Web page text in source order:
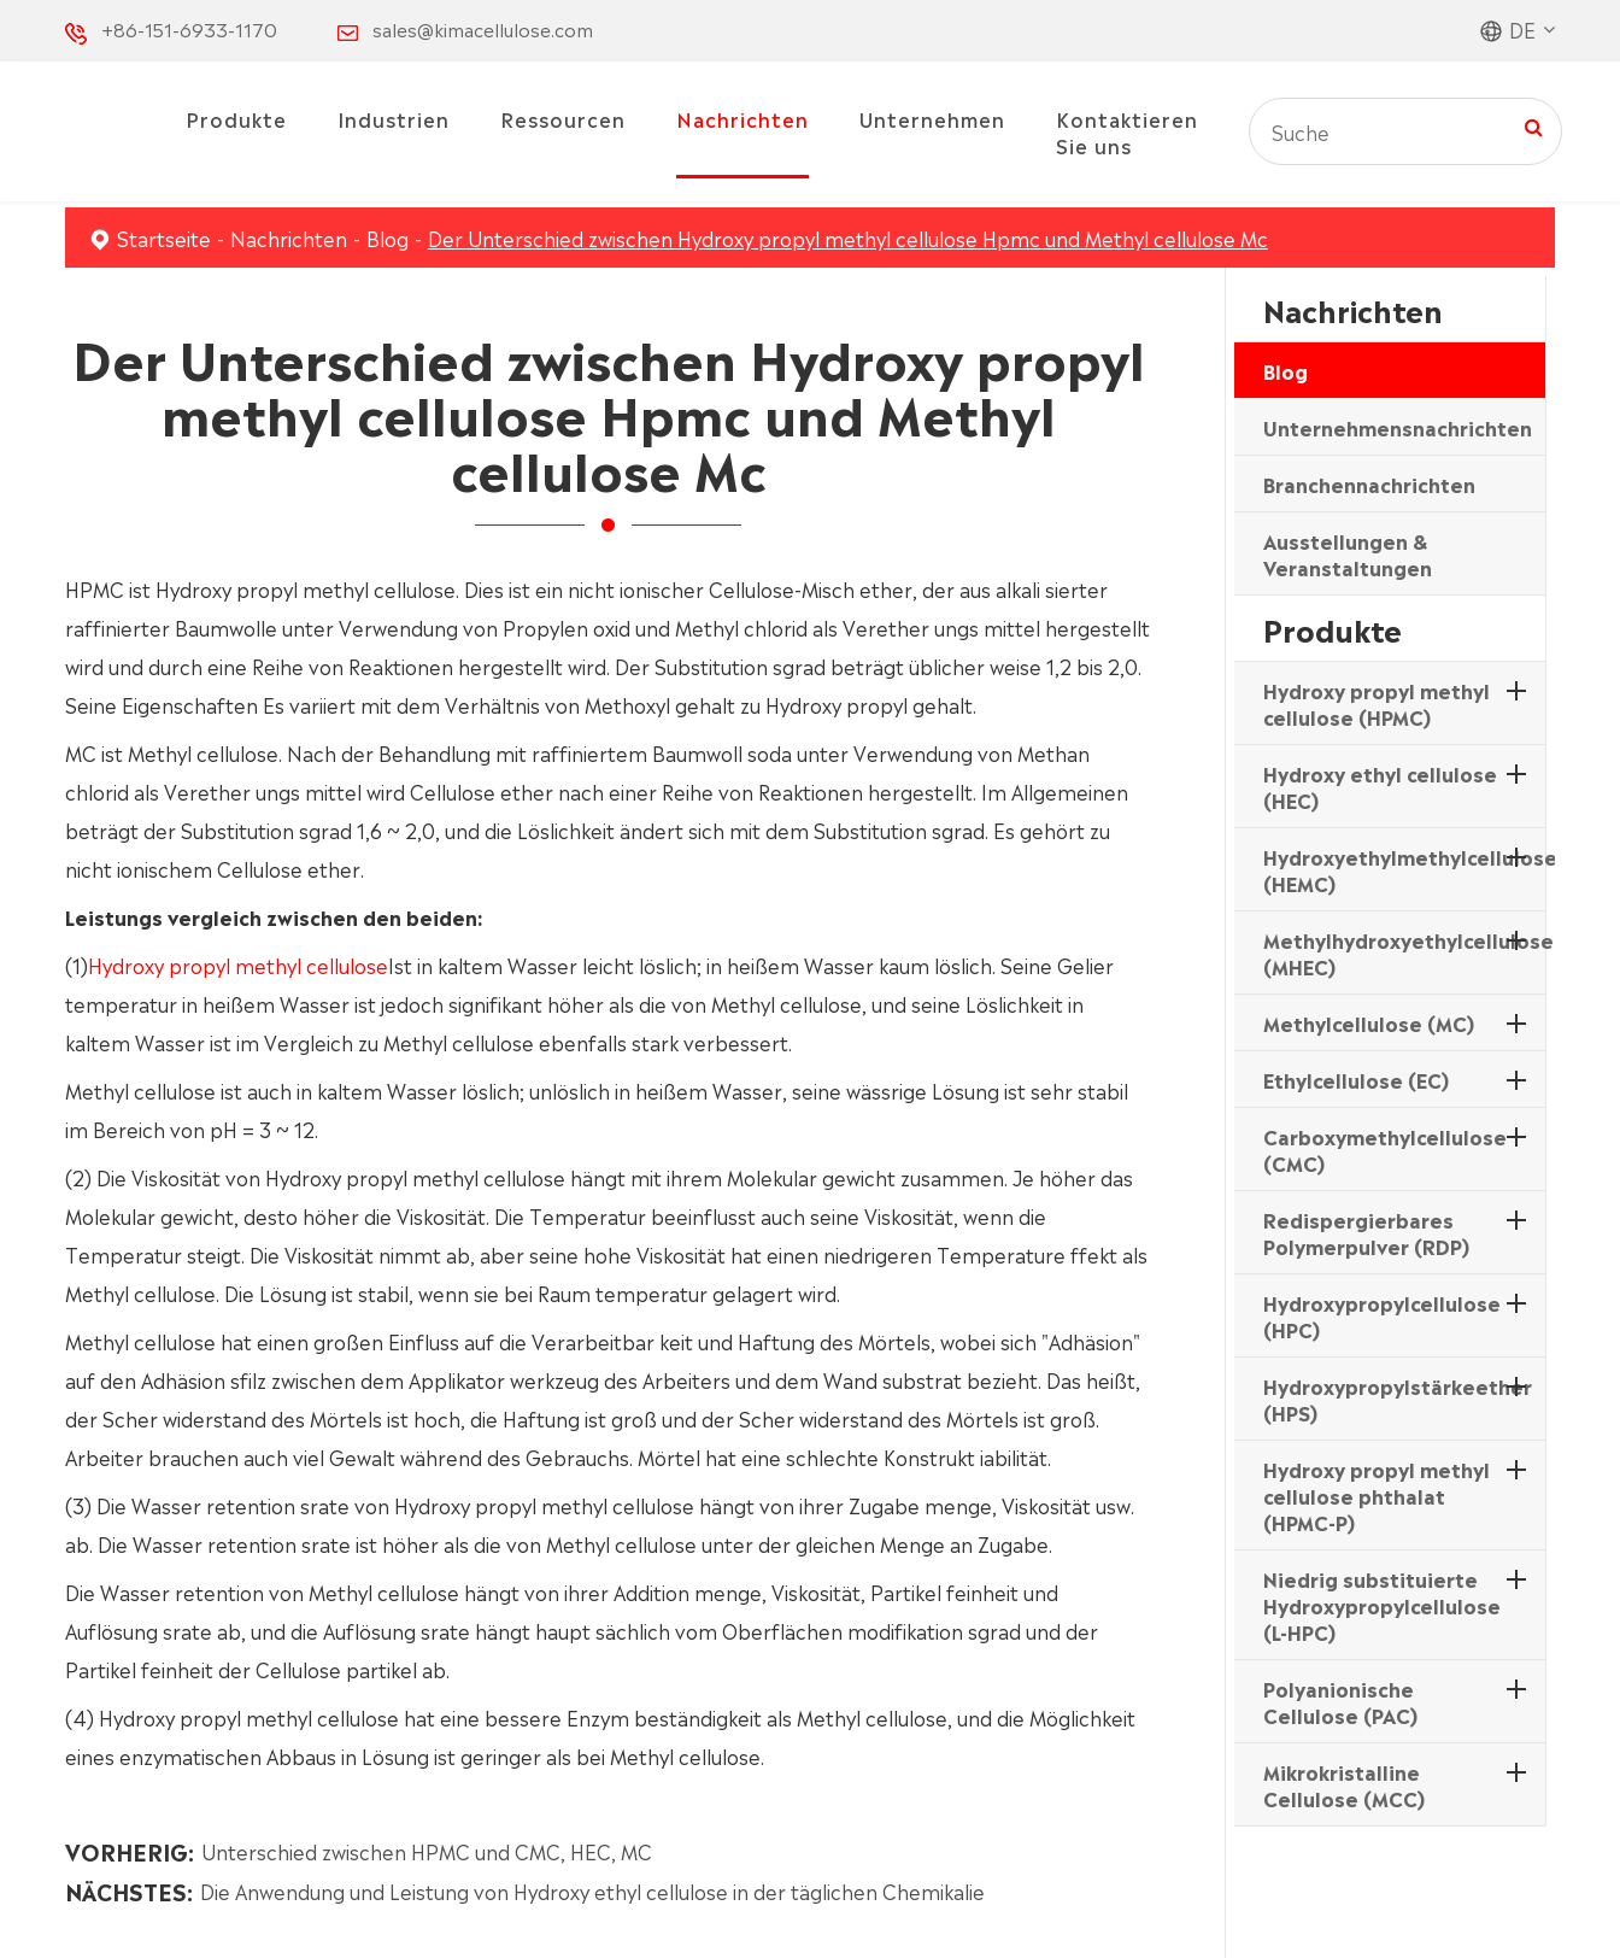
+86-151-6933-1170 sales@kimacellulose.com DE
Produkte Industrien Ressourcen Nachrichten Unternehmen
Kontaktieren
Sie uns
Startseite Nachrichten Blog Der Unterschied zwischen Hydroxy propyl methyl cellulose Hpmc und Methyl cellulose Mc
Der Unterschied zwischen Hydroxy propyl
methyl cellulose Hpmc und Methyl
cellulose Mc
HPMC ist Hydroxy propyl methyl cellulose. Dies ist ein nicht ionischer Cellulose-Misch ether, der aus alkali sierter
raffinierter Baumwolle unter Verwendung von Propylen oxid und Methyl chlorid als Verether ungs mittel hergestellt
wird und durch eine Reihe von Reaktionen hergestellt wird. Der Substitution sgrad beträgt üblicher weise 1,2 bis 2,0.
Seine Eigenschaften Es variiert mit dem Verhältnis von Methoxyl gehalt zu Hydroxy propyl gehalt.
MC ist Methyl cellulose. Nach der Behandlung mit raffiniertem Baumwoll soda unter Verwendung von Methan
chlorid als Verether ungs mittel wird Cellulose ether nach einer Reihe von Reaktionen hergestellt. Im Allgemeinen
beträgt der Substitution sgrad 1,6 ~ 2,0, und die Löslichkeit ändert sich mit dem Substitution sgrad. Es gehört zu
nicht ionischem Cellulose ether.
Leistungs vergleich zwischen den beiden:
(1)Hydroxy propyl methyl celluloseIst in kaltem Wasser leicht löslich; in heißem Wasser kaum löslich. Seine Gelier
temperatur in heißem Wasser ist jedoch signifikant höher als die von Methyl cellulose, und seine Löslichkeit in
kaltem Wasser ist im Vergleich zu Methyl cellulose ebenfalls stark verbessert.
Methyl cellulose ist auch in kaltem Wasser löslich; unlöslich in heißem Wasser, seine wässrige Lösung ist sehr stabil
im Bereich von pH = 3 ~ 12.
(2) Die Viskosität von Hydroxy propyl methyl cellulose hängt mit ihrem Molekular gewicht zusammen. Je höher das
Molekular gewicht, desto höher die Viskosität. Die Temperatur beeinflusst auch seine Viskosität, wenn die
Temperatur steigt. Die Viskosität nimmt ab, aber seine hohe Viskosität hat einen niedrigeren Temperature ffekt als
Methyl cellulose. Die Lösung ist stabil, wenn sie bei Raum temperatur gelagert wird.
Methyl cellulose hat einen großen Einfluss auf die Verarbeitbar keit und Haftung des Mörtels, wobei sich "Adhäsion"
auf den Adhäsion sfilz zwischen dem Applikator werkzeug des Arbeiters und dem Wand substrat bezieht. Das heißt,
der Scher widerstand des Mörtels ist hoch, die Haftung ist groß und der Scher widerstand des Mörtels ist groß.
Arbeiter brauchen auch viel Gewalt während des Gebrauchs. Mörtel hat eine schlechte Konstrukt iabilität.
(3) Die Wasser retention srate von Hydroxy propyl methyl cellulose hängt von ihrer Zugabe menge, Viskosität usw.
ab. Die Wasser retention srate ist höher als die von Methyl cellulose unter der gleichen Menge an Zugabe.
Die Wasser retention von Methyl cellulose hängt von ihrer Addition menge, Viskosität, Partikel feinheit und
Auflösung srate ab, und die Auflösung srate hängt haupt sächlich vom Oberflächen modifikation sgrad und der
Partikel feinheit der Cellulose partikel ab.
(4) Hydroxy propyl methyl cellulose hat eine bessere Enzym beständigkeit als Methyl cellulose, und die Möglichkeit
eines enzymatischen Abbaus in Lösung ist geringer als bei Methyl cellulose.
VORHERIG: Unterschied zwischen HPMC und CMC, HEC, MC
NÄCHSTES: Die Anwendung und Leistung von Hydroxy ethyl cellulose in der täglichen Chemikalie
Nachrichten
Blog
Unternehmensnachrichten
Branchennachrichten
Ausstellungen &
Veranstaltungen
Produkte
Hydroxy propyl methyl
cellulose (HPMC)
Hydroxy ethyl cellulose
(HEC)
Hydroxyethylmethylcellulose
(HEMC)
Methylhydroxyethylcellulose
(MHEC)
Methylcellulose (MC)
Ethylcellulose (EC)
Carboxymethylcellulose
(CMC)
Redispergierbares
Polymerpulver (RDP)
Hydroxypropylcellulose
(HPC)
Hydroxypropylstärkeether
(HPS)
Hydroxy propyl methyl
cellulose phthalat
(HPMC-P)
Niedrig substituierte
Hydroxypropylcellulose
(L-HPC)
Polyanionische
Cellulose (PAC)
Mikrokristalline
Cellulose (MCC)